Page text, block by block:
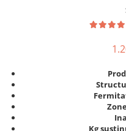
Saltele cu spuma
Saltele 160x200
Saltele 180x200
Top saltele
Dulap birou
Birouri
Scaune pentru birou
Scaune pentru vizitatori
Kg